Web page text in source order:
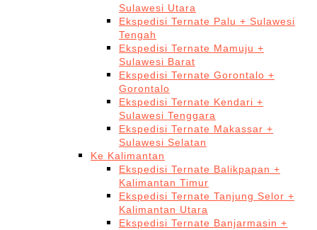
Sulawesi Utara
Ekspedisi Ternate Palu + Sulawesi
Tengah
Ekspedisi Ternate Mamuju +
Sulawesi Barat
Ekspedisi Ternate Gorontalo +
Gorontalo
Ekspedisi Ternate Kendari +
Sulawesi Tenggara
Ekspedisi Ternate Makassar +
Sulawesi Selatan
Ke Kalimantan
Ekspedisi Ternate Balikpapan +
Kalimantan Timur
Ekspedisi Ternate Tanjung Selor +
Kalimantan Utara
Ekspedisi Ternate Banjarmasin +